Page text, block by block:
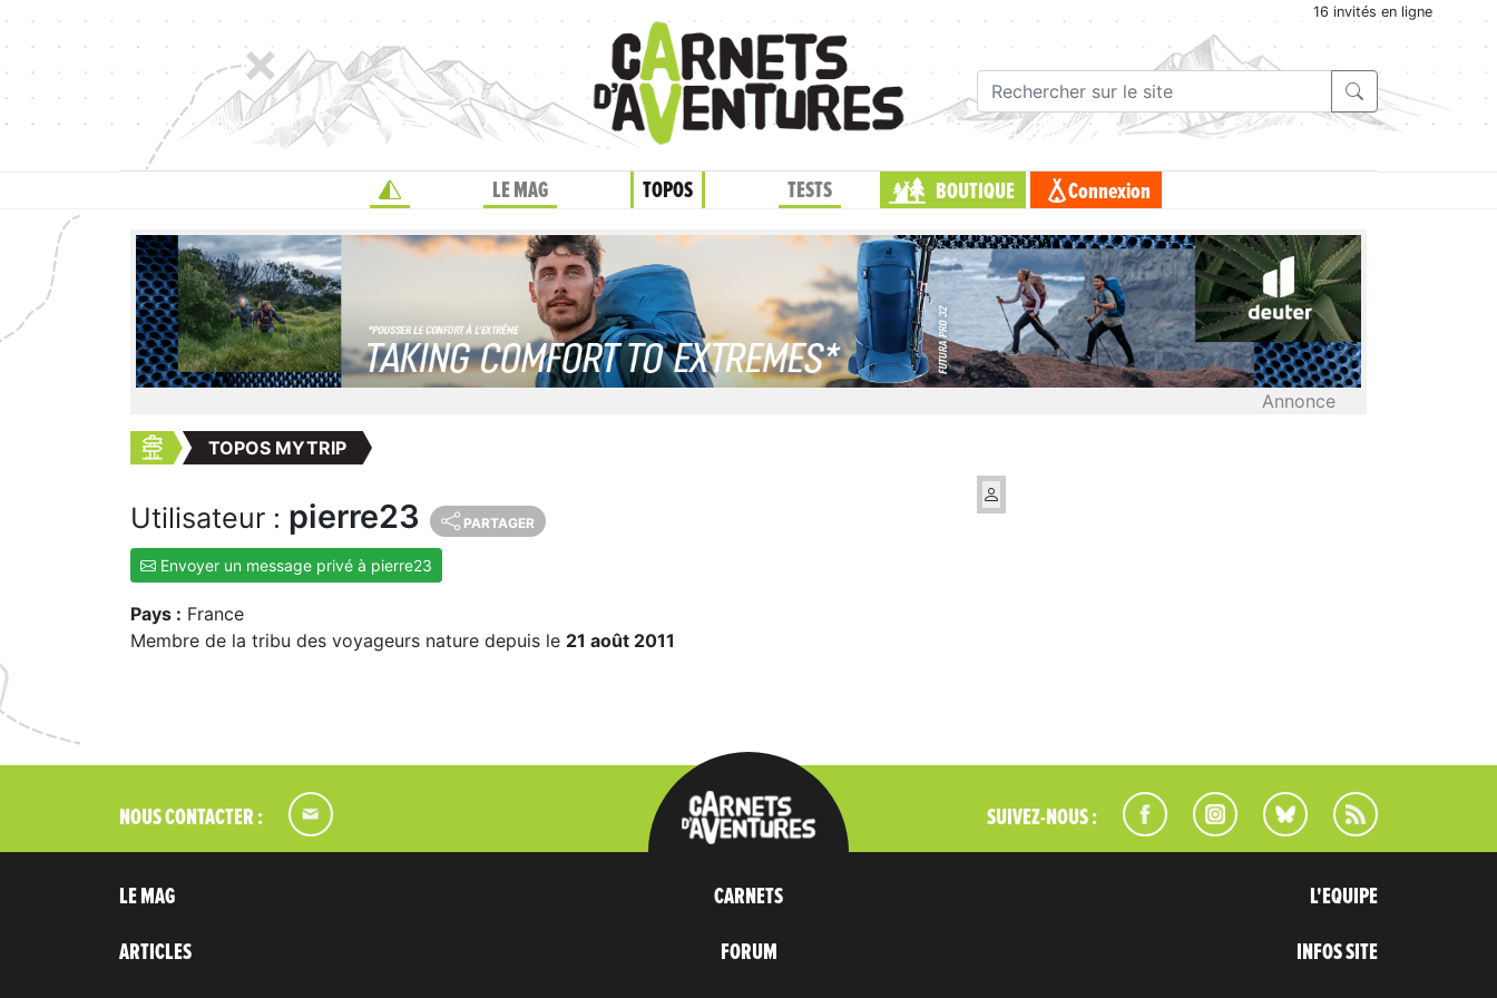
16 invités en ligne
LE MAG TOPOS TESTS BOUTIQUE Connexion
Annonce
TOPOS MYTRIP
Utilisateur : pierre23 PARTAGER
Envoyer un message privé à pierre23
Pays : France
Membre de la tribu des voyageurs nature depuis le 21 août 2011
NOUS CONTACTER : SUIVEZ-NOUS :
LE MAG
ARTICLES
CARNETS
FORUM
L'EQUIPE
INFOS SITE